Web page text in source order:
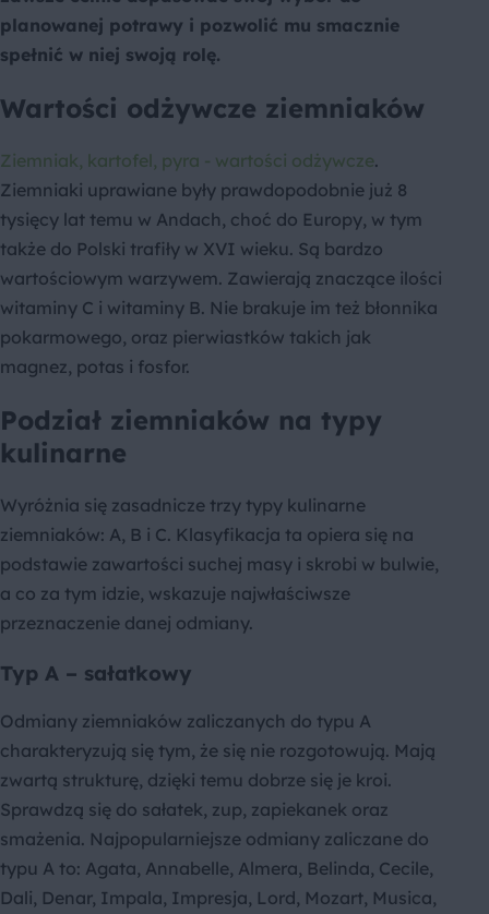
planowanej potrawy i pozwolić mu smacznie
spełnić w niej swoją rolę.
Wartości odżywcze ziemniaków
Ziemniak, kartofel, pyra - wartości odżywcze.
Ziemniaki uprawiane były prawdopodobnie już 8
tysięcy lat temu w Andach, choć do Europy, w tym
także do Polski trafiły w XVI wieku. Są bardzo
wartościowym warzywem. Zawierają znaczące ilości
witaminy C i witaminy B. Nie brakuje im też błonnika
pokarmowego, oraz pierwiastków takich jak
magnez, potas i fosfor.
Podział ziemniaków na typy
kulinarne
Wyróżnia się zasadnicze trzy typy kulinarne
ziemniaków: A, B i C. Klasyfikacja ta opiera się na
podstawie zawartości suchej masy i skrobi w bulwie,
a co za tym idzie, wskazuje najwłaściwsze
przeznaczenie danej odmiany.
Typ A – sałatkowy
Odmiany ziemniaków zaliczanych do typu A
charakteryzują się tym, że się nie rozgotowują. Mają
zwartą strukturę, dzięki temu dobrze się je kroi.
Sprawdzą się do sałatek, zup, zapiekanek oraz
smażenia. Najpopularniejsze odmiany zaliczane do
typu A to: Agata, Annabelle, Almera, Belinda, Cecile,
Dali, Denar, Impala, Impresja, Lord, Mozart, Musica,